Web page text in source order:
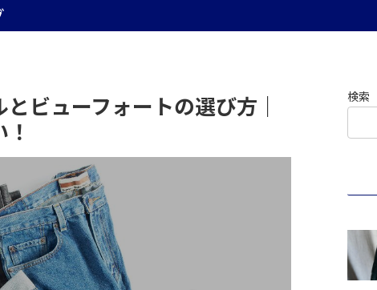
ビューフォートの選び方｜
検索